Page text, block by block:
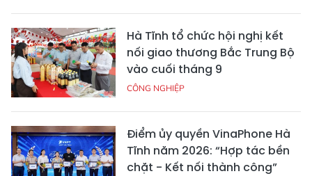
Hà Tĩnh tổ chức hội nghị kết
nối giao thương Bắc Trung Bộ
vào cuối tháng 9
CÔNG NGHIỆP
Điểm ủy quyền VinaPhone Hà
Tĩnh năm 2026: “Hợp tác bền
chặt - Kết nối thành công”